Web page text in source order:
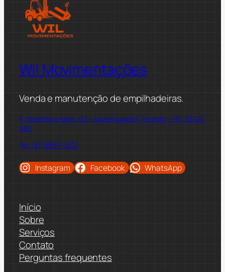
Wil Movimentações
Venda e manutenção de empilhadeiras.
R. Noventa e Nove, 02 – Maranguape II, Paulista – PE, 53421-
480
Tel: (81)98811-5021
Instagram Facebook WhatsApp
Início
Sobre
Serviços
Contato
Perguntas frequentes